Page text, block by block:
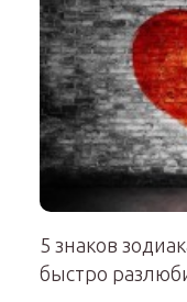
5 знаков
быстро